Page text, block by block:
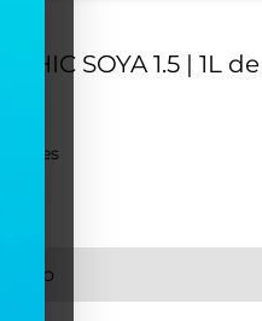
SOYA 1.5 | 1L